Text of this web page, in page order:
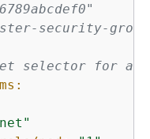
security-
selector for